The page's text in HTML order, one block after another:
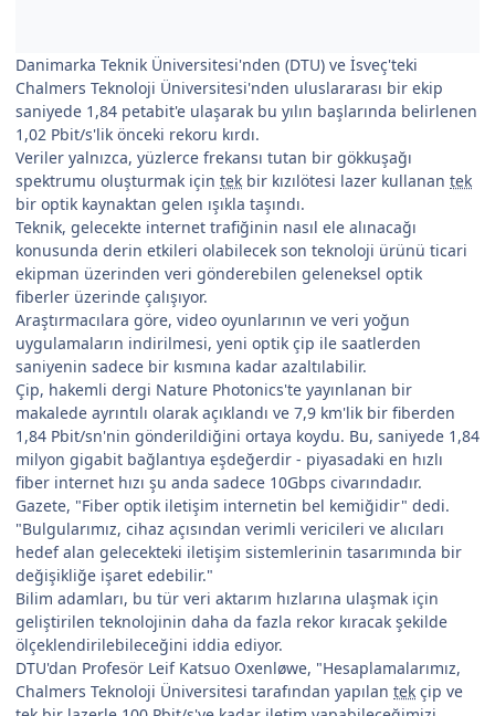
Danimarka Teknik Üniversitesi'nden (DTU) ve İsveç'teki
Chalmers Teknoloji Üniversitesi'nden uluslararası bir ekip
saniyede 1,84 petabit'e ulaşarak bu yılın başlarında belirlenen
1,02 Pbit/s'lik önceki rekoru kırdı.
Veriler yalnızca, yüzlerce frekansı tutan bir gökkuşağı
spektrumu oluşturmak için tek bir kızılötesi lazer kullanan tek
bir optik kaynaktan gelen ışıkla taşındı.
Teknik, gelecekte internet trafiğinin nasıl ele alınacağı
konusunda derin etkileri olabilecek son teknoloji ürünü ticari
ekipman üzerinden veri gönderebilen geleneksel optik
fiberler üzerinde çalışıyor.
Araştırmacılara göre, video oyunlarının ve veri yoğun
uygulamaların indirilmesi, yeni optik çip ile saatlerden
saniyenin sadece bir kısmına kadar azaltılabilir.
Çip, hakemli dergi Nature Photonics'te yayınlanan bir
makalede ayrıntılı olarak açıklandı ve 7,9 km'lik bir fiberden
1,84 Pbit/sn'nin gönderildiğini ortaya koydu. Bu, saniyede 1,84
milyon gigabit bağlantıya eşdeğerdir - piyasadaki en hızlı
fiber internet hızı şu anda sadece 10Gbps civarındadır.
Gazete, "Fiber optik iletişim internetin bel kemiğidir" dedi.
"Bulgularımız, cihaz açısından verimli vericileri ve alıcıları
hedef alan gelecekteki iletişim sistemlerinin tasarımında bir
değişikliğe işaret edebilir."
Bilim adamları, bu tür veri aktarım hızlarına ulaşmak için
geliştirilen teknolojinin daha da fazla rekor kıracak şekilde
ölçeklendirilebileceğini iddia ediyor.
DTU'dan Profesör Leif Katsuo Oxenløwe, "Hesaplamalarımız,
Chalmers Teknoloji Üniversitesi tarafından yapılan tek çip ve